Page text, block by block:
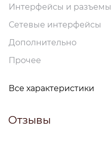
Интерфейсы и разъемы
Сетевые интерфейсы
Дополнительно
Прочее
Все характеристики
Отзывы